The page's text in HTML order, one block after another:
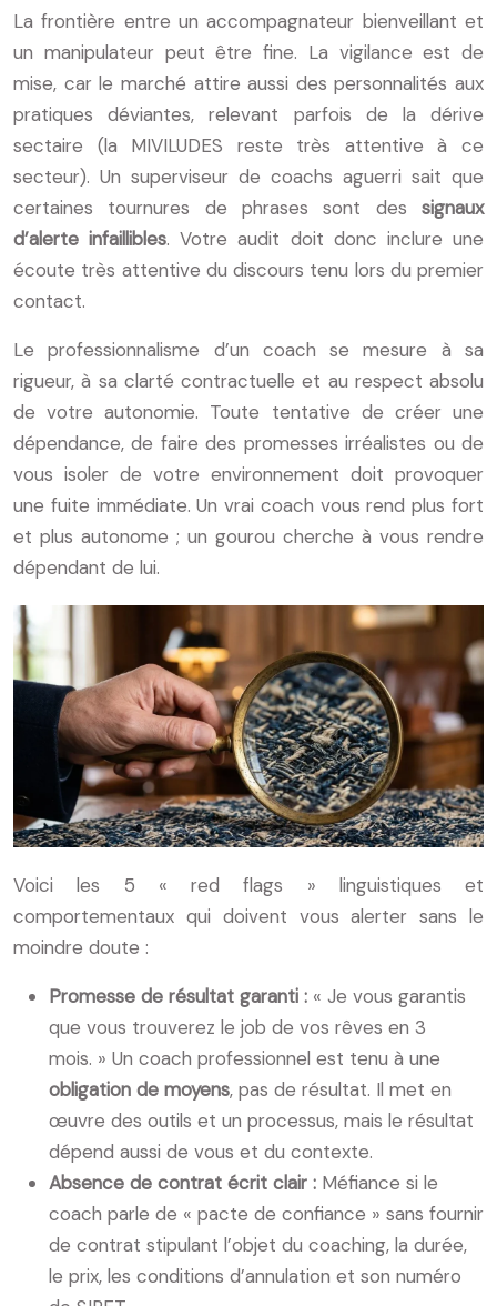
La frontière entre un accompagnateur bienveillant et
un manipulateur peut être fine. La vigilance est de
mise, car le marché attire aussi des personnalités aux
pratiques déviantes, relevant parfois de la dérive
sectaire (la MIVILUDES reste très attentive à ce
secteur). Un superviseur de coachs aguerri sait que
certaines tournures de phrases sont des signaux
d’alerte infaillibles. Votre audit doit donc inclure une
écoute très attentive du discours tenu lors du premier
contact.
Le professionnalisme d’un coach se mesure à sa
rigueur, à sa clarté contractuelle et au respect absolu
de votre autonomie. Toute tentative de créer une
dépendance, de faire des promesses irréalistes ou de
vous isoler de votre environnement doit provoquer
une fuite immédiate. Un vrai coach vous rend plus fort
et plus autonome ; un gourou cherche à vous rendre
dépendant de lui.
Voici les 5 « red flags » linguistiques et
comportementaux qui doivent vous alerter sans le
moindre doute :
Promesse de résultat garanti : « Je vous garantis
que vous trouverez le job de vos rêves en 3
mois. » Un coach professionnel est tenu à une
obligation de moyens, pas de résultat. Il met en
œuvre des outils et un processus, mais le résultat
dépend aussi de vous et du contexte.
Absence de contrat écrit clair : Méfiance si le
coach parle de « pacte de confiance » sans fournir
de contrat stipulant l’objet du coaching, la durée,
le prix, les conditions d’annulation et son numéro